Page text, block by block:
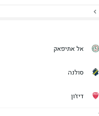
אל אתיפאק
סולנה
דיז'ון